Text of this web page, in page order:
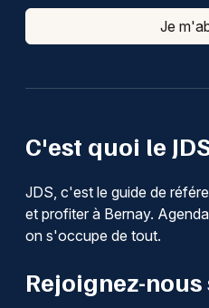
C'est quoi le
JDS, c'est le guide de
et profiter à Bernay.
on s'occupe de tout.
Rejoignez-nous
Je